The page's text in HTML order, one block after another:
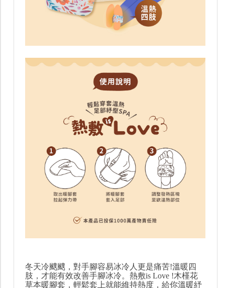
冬天冷颼颼，對手腳容易冰冷人更是痛苦!溫暖四
肢，才能有效改善手腳冰冷。熱敷is Love !木槿花
草本暖腳套，輕鬆套上就能維持熱度，給你溫暖紓